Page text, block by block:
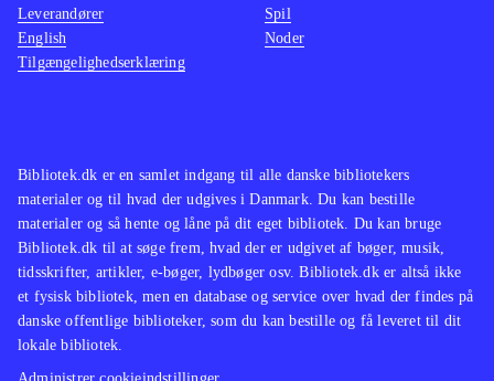
Bibliotek.dk er en samlet indgang til alle danske bibliotekers
materialer og til hvad der udgives i Danmark. Du kan bestille
materialer og så hente og låne på dit eget bibliotek. Du kan bruge
Bibliotek.dk til at søge frem, hvad der er udgivet af bøger, musik,
tidsskrifter, artikler, e-bøger, lydbøger osv. Bibliotek.dk er altså ikke
et fysisk bibliotek, men en database og service over hvad der findes på
danske offentlige biblioteker, som du kan bestille og få leveret til dit
lokale bibliotek.
Leverandører
English
Tilgængelighedserklæring
Spil
Noder